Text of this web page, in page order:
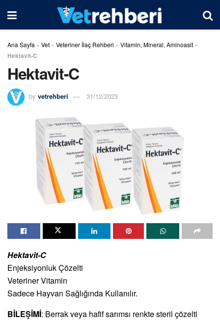
Ana Sayfa » Vet » Veteriner İlaç Rehberi » Vitamin, Mineral, Aminoasit »
Hektavit-C
Hektavit-C
by vetrehberi 31/12/2023
Hektavit-C
Enjeksiyonluk Çözelti
Veteriner Vitamin
Sadece Hayvan Sağlığında Kullanılır.
BİLEŞİMİ: Berrak veya hafif sarımsı renkte steril çözelti